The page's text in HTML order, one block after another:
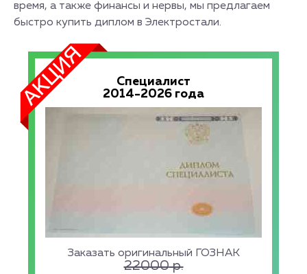
время, а также финансы и нервы, мы предлагаем
быстро купить диплом в Электростали.
Специалист
2014-2026 года
Заказать оригинальный ГОЗНАК
22000р.